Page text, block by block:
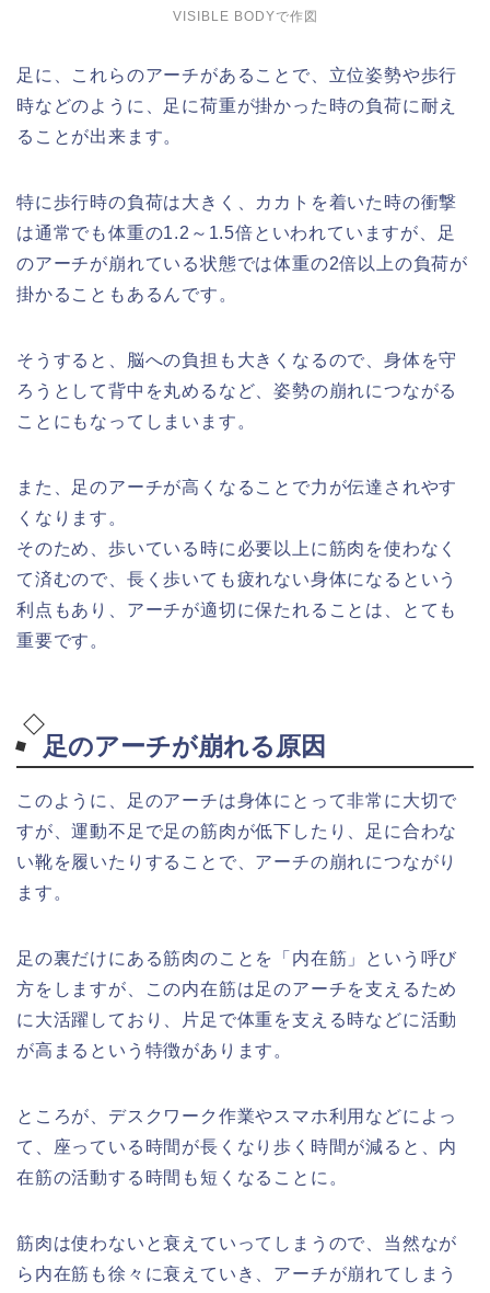
VISIBLE BODYで作図
足に、これらのアーチがあることで、立位姿勢や歩行
時などのように、足に荷重が掛かった時の負荷に耐え
ることが出来ます。
特に歩行時の負荷は大きく、カカトを着いた時の衝撃
は通常でも体重の1.2～1.5倍といわれていますが、足
のアーチが崩れている状態では体重の2倍以上の負荷が
掛かることもあるんです。
そうすると、脳への負担も大きくなるので、身体を守
ろうとして背中を丸めるなど、姿勢の崩れにつながる
ことにもなってしまいます。
また、足のアーチが高くなることで力が伝達されやす
くなります。
そのため、歩いている時に必要以上に筋肉を使わなく
て済むので、長く歩いても疲れない身体になるという
利点もあり、アーチが適切に保たれることは、とても
重要です。
足のアーチが崩れる原因
このように、足のアーチは身体にとって非常に大切で
すが、運動不足で足の筋肉が低下したり、足に合わな
い靴を履いたりすることで、アーチの崩れにつながり
ます。
足の裏だけにある筋肉のことを「内在筋」という呼び
方をしますが、この内在筋は足のアーチを支えるため
に大活躍しており、片足で体重を支える時などに活動
が高まるという特徴があります。
ところが、デスクワーク作業やスマホ利用などによっ
て、座っている時間が長くなり歩く時間が減ると、内
在筋の活動する時間も短くなることに。
筋肉は使わないと衰えていってしまうので、当然なが
ら内在筋も徐々に衰えていき、アーチが崩れてしまう